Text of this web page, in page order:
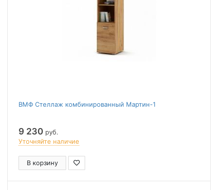
ВМФ Стеллаж комбинированный Мартин-1
9 230 руб.
Уточняйте наличие
В корзину